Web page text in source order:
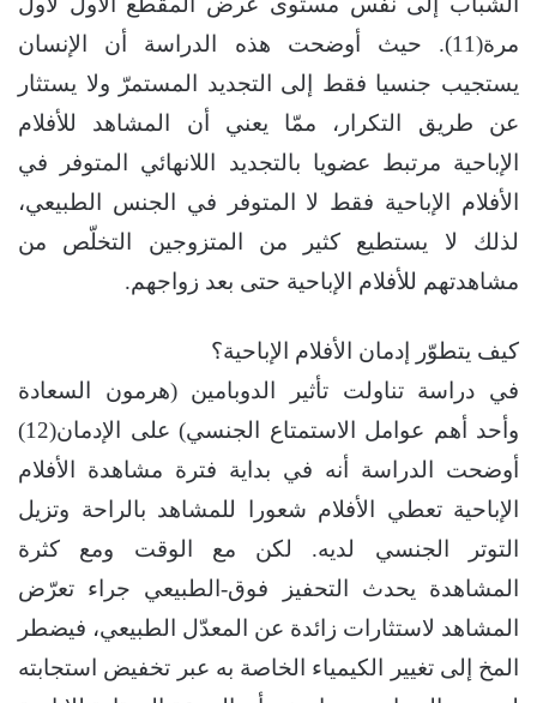
مرة(11). حيث أوضحت هذه الدراسة أن الإنسان
يستجيب جنسيا فقط إلى التجديد المستمرّ ولا يستثار
عن طريق التكرار، ممّا يعني أن المشاهد للأفلام
الإباحية مرتبط عضويا بالتجديد اللانهائي المتوفر في
الأفلام الإباحية فقط لا المتوفر في الجنس الطبيعي،
لذلك لا يستطيع كثير من المتزوجين التخلّص من
مشاهدتهم للأفلام الإباحية حتى بعد زواجهم.
كيف يتطوّر إدمان الأفلام الإباحية؟
في دراسة تناولت تأثير الدوبامين (هرمون السعادة
وأحد أهم عوامل الاستمتاع الجنسي) على الإدمان(12)
أوضحت الدراسة أنه في بداية فترة مشاهدة الأفلام
الإباحية تعطي الأفلام شعورا للمشاهد بالراحة وتزيل
التوتر الجنسي لديه. لكن مع الوقت ومع كثرة
المشاهدة يحدث التحفيز فوق-الطبيعي جراء تعرّض
المشاهد لاستثارات زائدة عن المعدّل الطبيعي، فيضطر
المخ إلى تغيير الكيمياء الخاصة به عبر تخفيض استجابته